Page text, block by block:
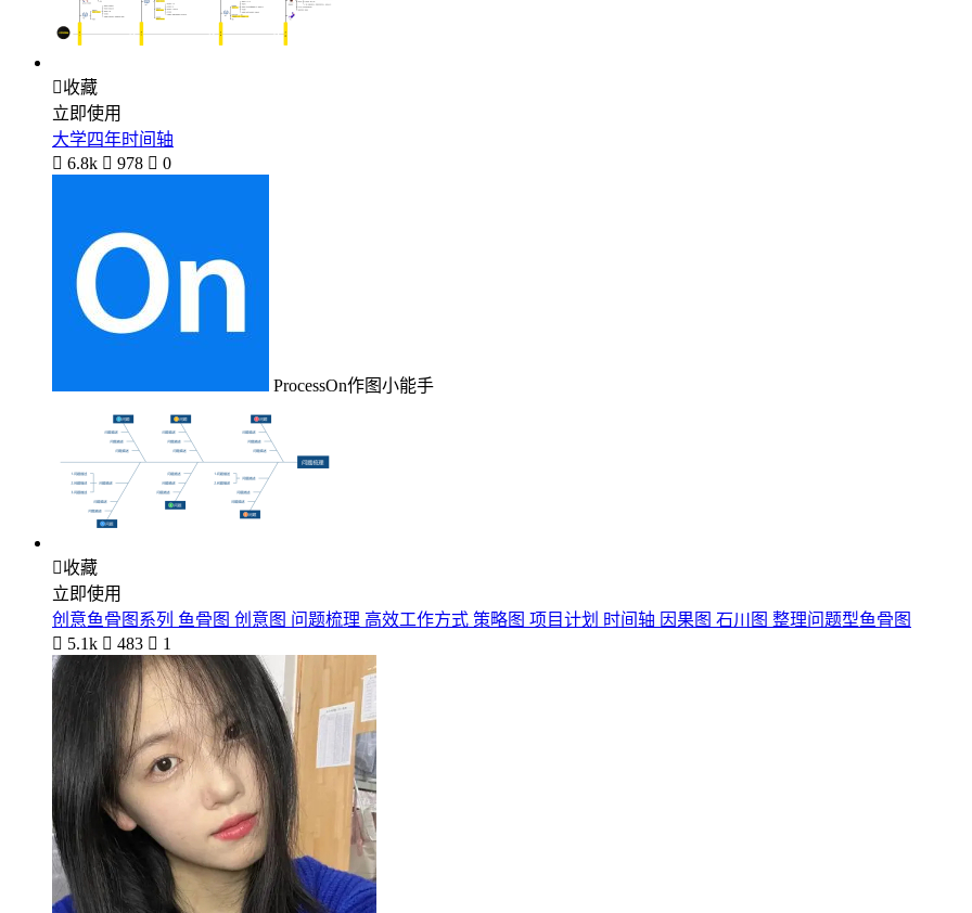
收藏
立即使用
大学四年时间轴
 6.8k  978  0
ProcessOn作图小能手
收藏
立即使用
创意鱼骨图系列 鱼骨图 创意图 问题梳理 高效工作方式 策略图 项目计划 时间轴 因果图 石川图 整理问题型鱼骨图
 5.1k  483  1